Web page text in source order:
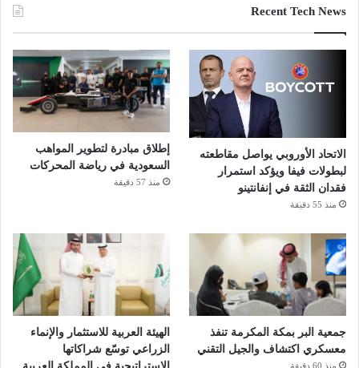
Recent Tech News
الاتحاد الأوروبي يواصل مقاطعته
لبطولات فيفا ويؤكد استمرار
فقدان الثقة في إنفانتينو
منذ 55 دقيقة
إطلاق مبادرة لتطوير المواهب
السعودية في رياضة المحركات
منذ 57 دقيقة
جمعية البر بمكة المكرمة تنفذ
معسكري اكتشاف والجيل التقني
منذ 60 دقيقة
الهيئة العربية للاستثمار والإنماء
الزراعي توسّع شراكاتها